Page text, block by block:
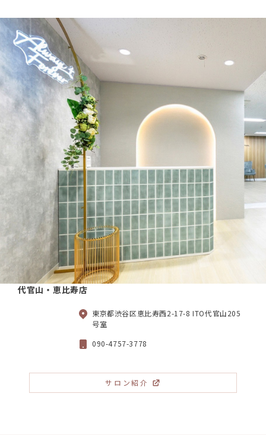
代官山・恵比寿店
東京都渋谷区恵比寿西2-17-8 ITO代官山205
号室
090-4757-3778
サロン紹介